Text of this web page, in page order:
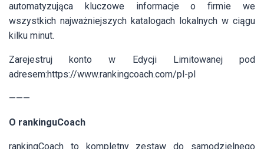
automatyzująca kluczowe informacje o firmie we
wszystkich najważniejszych katalogach lokalnych w ciągu
kilku minut.
Zarejestruj konto w Edycji Limitowanej pod
adresem:https://www.rankingcoach.com/pl-pl
———
O rankinguCoach
rankingCoach to kompletny zestaw do samodzielnego